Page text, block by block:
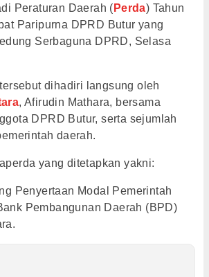
Peraturan Daerah ( Perda) Tahun
Paripurna DPRD Butur yang
Serbaguna DPRD, Selasa
dihadiri langsung oleh
, Afirudin Mathara, bersama
DPRD Butur, serta sejumlah
daerah.
yang ditetapkan yakni:
Penyertaan Modal Pemerintah
Pembangunan Daerah (BPD)